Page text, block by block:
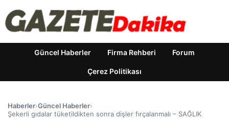
Güncel Haberler Firma Rehberi Forum
Çerez Politikası
Haberler›Güncel Haberler›
Şekerli gıdalar tüketildikten sonra dişler fırçalanmalı – SAĞLIK